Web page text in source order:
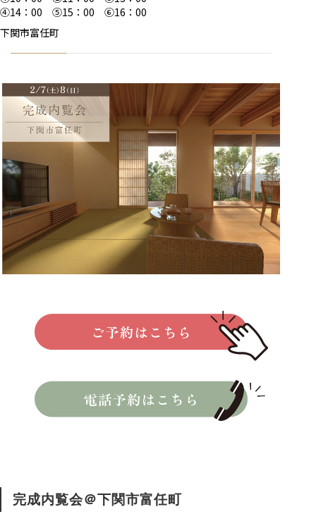
④14：00 ⑤15：00 ⑥16：00
下関市富任町
完成内覧会＠下関市富任町